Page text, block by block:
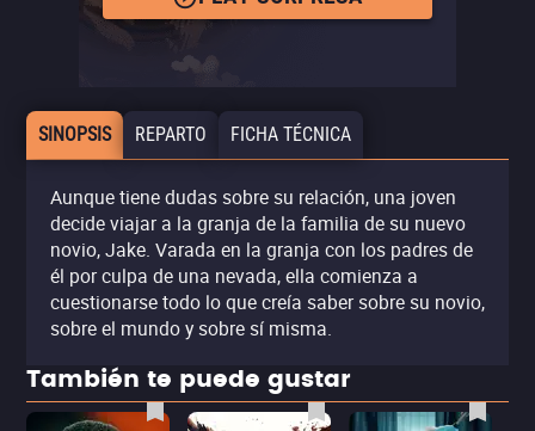
SINOPSIS REPARTO FICHA TÉCNICA
Aunque tiene dudas sobre su relación, una joven
decide viajar a la granja de la familia de su nuevo
novio, Jake. Varada en la granja con los padres de
él por culpa de una nevada, ella comienza a
cuestionarse todo lo que creía saber sobre su novio,
sobre el mundo y sobre sí misma.
También te puede gustar